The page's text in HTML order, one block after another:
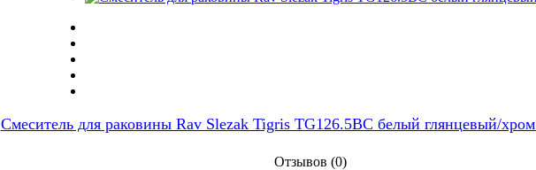
Смеситель для раковины Rav Slezak Tigris TG126.5BC белый глянцевый/хром
Отзывов (0)